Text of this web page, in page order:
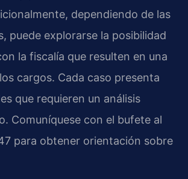
dependiendo de las
puede explorarse la posibilidad
la fiscalía que resulten en una
cargos. Cada caso presenta
que requieren un análisis
Comuníquese con el bufete al
para obtener orientación sobre